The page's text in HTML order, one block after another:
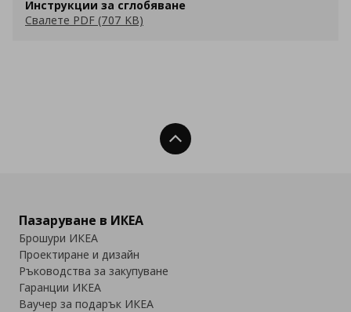
Инструкции за сглобяване
Свалете PDF (707 KB)
Нагоре
Пазаруване в ИКЕА
Брошури ИКЕА
Проектиране и дизайн
Ръководства за закупуване
Гаранции ИКЕА
Ваучер за подарък ИКЕА